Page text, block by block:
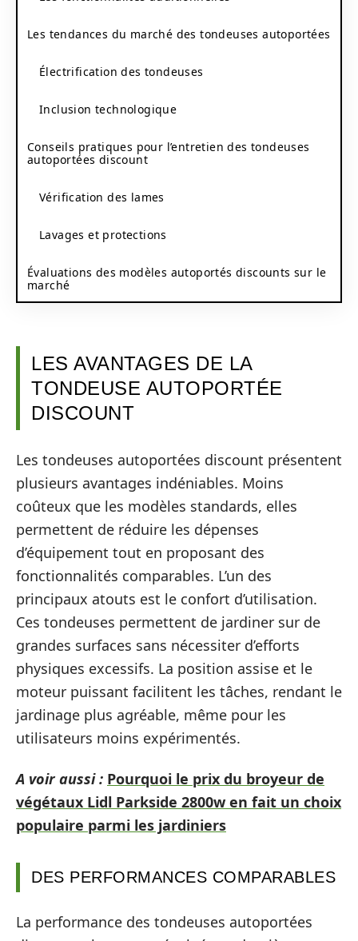
Les tendances du marché des tondeuses autoportées
Électrification des tondeuses
Inclusion technologique
Conseils pratiques pour l’entretien des tondeuses
autoportées discount
Vérification des lames
Lavages et protections
Évaluations des modèles autoportés discounts sur le
marché
LES AVANTAGES DE LA
TONDEUSE AUTOPORTÉE
DISCOUNT
Les tondeuses autoportées discount présentent
plusieurs avantages indéniables. Moins
coûteux que les modèles standards, elles
permettent de réduire les dépenses
d’équipement tout en proposant des
fonctionnalités comparables. L’un des
principaux atouts est le confort d’utilisation.
Ces tondeuses permettent de jardiner sur de
grandes surfaces sans nécessiter d’efforts
physiques excessifs. La position assise et le
moteur puissant facilitent les tâches, rendant le
jardinage plus agréable, même pour les
utilisateurs moins expérimentés.
A voir aussi : Pourquoi le prix du broyeur de
végétaux Lidl Parkside 2800w en fait un choix
populaire parmi les jardiniers
DES PERFORMANCES COMPARABLES
La performance des tondeuses autoportées